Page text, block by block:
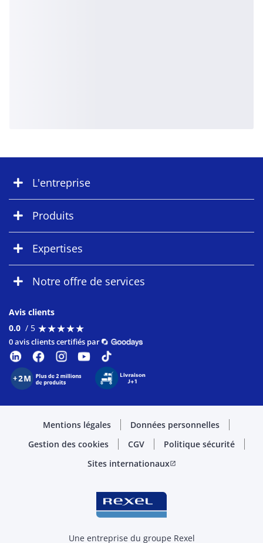
L'entreprise
Produits
Expertises
Notre offre de services
Avis clients
0.0 / 5 ★★★★★
★★★★★
0 avis clients certifiés par
Mentions légales
Données personnelles
Gestion des cookies
CGV
Politique sécurité
Sites internationauxopen_in_new
Une entreprise du groupe Rexel